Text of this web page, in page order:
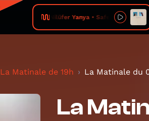
Nilüfer Yanya • Safety Net
La Matinale de 19h La Matinale du
La